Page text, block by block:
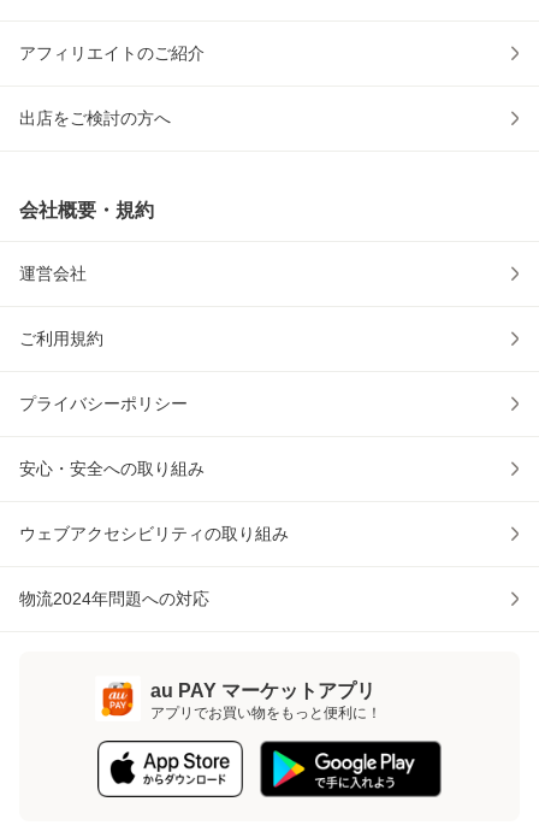
アフィリエイトのご紹介
出店をご検討の方へ
会社概要・規約
運営会社
ご利用規約
プライバシーポリシー
安心・安全への取り組み
ウェブアクセシビリティの取り組み
物流2024年問題への対応
au PAY マーケットアプリ
アプリでお買い物をもっと便利に！